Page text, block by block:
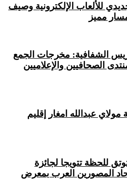
للألعاب الإلكترونية وصيف
مميز
الشفافية: مخرجات الجمع
الصحافيين والإعلاميين
عبدالله امغار إقليم
للحظة تتويجا لجائزة
المصورين العرب بمعرض